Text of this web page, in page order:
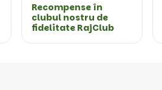
Recompense în
clubul nostru de
fidelitate RajClub